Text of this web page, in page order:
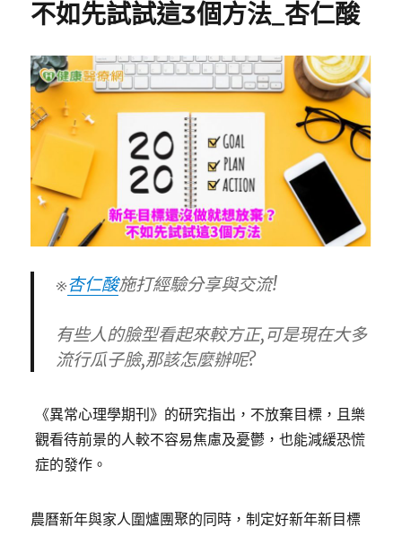
不如先試試這3個方法_杏仁酸
※杏仁酸施打經驗分享與交流!
有些人的臉型看起來較方正,可是現在大多
流行瓜子臉,那該怎麼辦呢?
《異常心理學期刊》的研究指出，不放棄目標，且樂
觀看待前景的人較不容易焦慮及憂鬱，也能減緩恐慌
症的發作。
農曆新年與家人圍爐團聚的同時，制定好新年新目標